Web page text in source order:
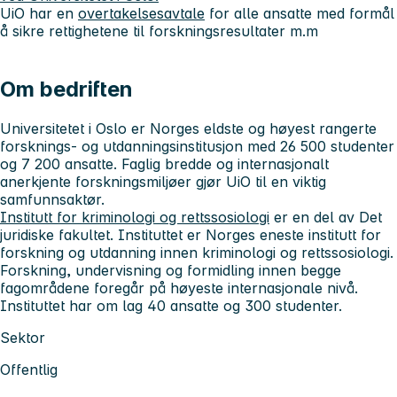
UiO har en overtakelsesavtale for alle ansatte med formål
å sikre rettighetene til forskningsresultater m.m
Om bedriften
Universitetet i Oslo er Norges eldste og høyest rangerte
forsknings- og utdanningsinstitusjon med 26 500 studenter
og 7 200 ansatte. Faglig bredde og internasjonalt
anerkjente forskningsmiljøer gjør UiO til en viktig
samfunnsaktør.
Institutt for kriminologi og rettssosiologi er en del av Det
juridiske fakultet. Instituttet er Norges eneste institutt for
forskning og utdanning innen kriminologi og rettssosiologi.
Forskning, undervisning og formidling innen begge
fagområdene foregår på høyeste internasjonale nivå.
Instituttet har om lag 40 ansatte og 300 studenter.
Sektor
Offentlig